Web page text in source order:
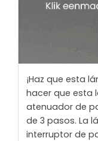
¡Haz que esta
hacer que esta
atenuador de
de 3 pasos. La
interruptor de